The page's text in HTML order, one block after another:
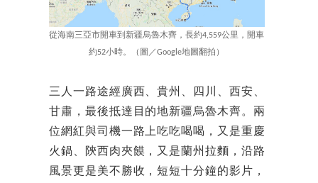
從海南三亞市開車到新疆烏魯木齊，長約4,559公里，開車
約52小時。（圖／Google地圖翻拍）
三人一路途經廣西、貴州、四川、西安、
甘肅，最後抵達目的地新疆烏魯木齊。兩
位網紅與司機一路上吃吃喝喝，又是重慶
火鍋、陝西肉夾饃，又是蘭州拉麵，沿路
風景更是美不勝收，短短十分鐘的影片，